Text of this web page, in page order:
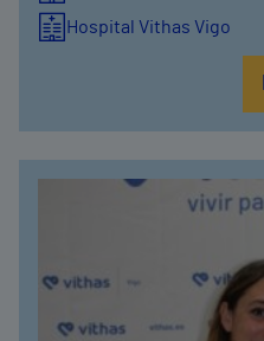
Hospital Vithas Vigo